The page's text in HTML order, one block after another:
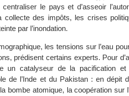
le pays et d’asseoir
collecte des impôts, les crises
par l’inondation.
les tensions sur l’eau
prédisent certains experts. Pour
un catalyseur de la pacification
de l’Inde et du Pakistan : en dépit
bombe atomique, la coopération sur